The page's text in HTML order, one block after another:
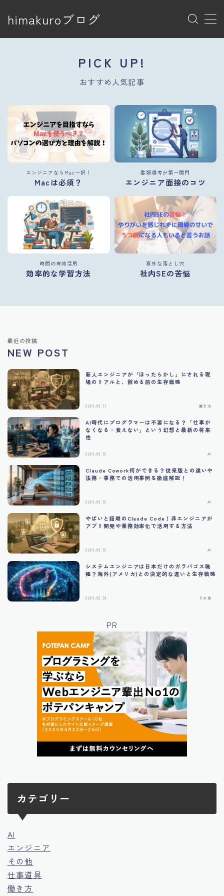
himakuroブログ
MENU
プライバシーポリシー
利用規約／特定商取引法に基づく表記
特定商取引法に基づく表記
運営者情報
PICK UP!
おすすめ人気記事
エンジニアならMac一択！
Macは必須？
書類選考が第一関門
エンジニア面接のコツ
時間の有効活用
効率的な学習方法
意外な落とし穴
社内SEの苦悩
最近の投稿
NEW POST
新人エンジニアが「ほったらかし」にされる現
場のリアルと、辞める前の生存戦略
2026.03.11 働き方
AI時代にプログラマーは不要になる？「仕事が
なくなる・食えない」という幻想と最新の将来
性
2026.03.10 AI
Claude Cowork何ができる？従来版との違いや
法務・事務での活用事例を徹底解説！
2026.03.10 AI
やばいと話題のClaude Code！非エンジニアが
アプリ開発や業務効率化で活用する方法
2026.03.10 AI
システムエンジニアは日本だけのガラパゴス職
種？海外(アメリカ)との決定的な違いと生存戦略
2026.02.18 その他
PR
カテゴリー
AI
エンジニア
その他
仕事道具
働き方